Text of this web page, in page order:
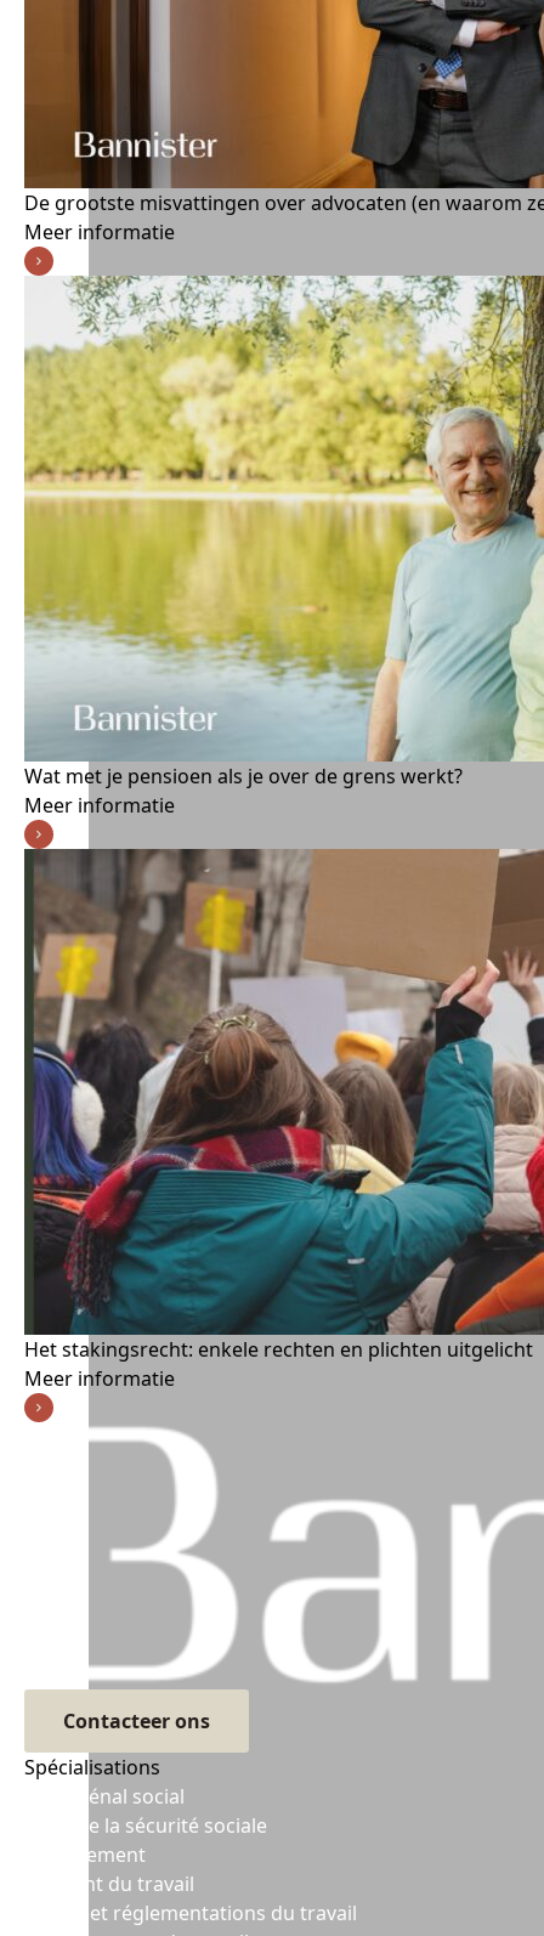
De grootste misvattingen over advocaten (en waarom
Meer informatie
Wat met je pensioen als je over de grens werkt?
Meer informatie
Het stakingsrecht: enkele rechten en plichten uitgelicht
Meer informatie
Contacteer ons
Spécialisations
Droit pénal social
Droit de la sécurité sociale
Licenciement
Accident du travail
Règles et réglementations du travail